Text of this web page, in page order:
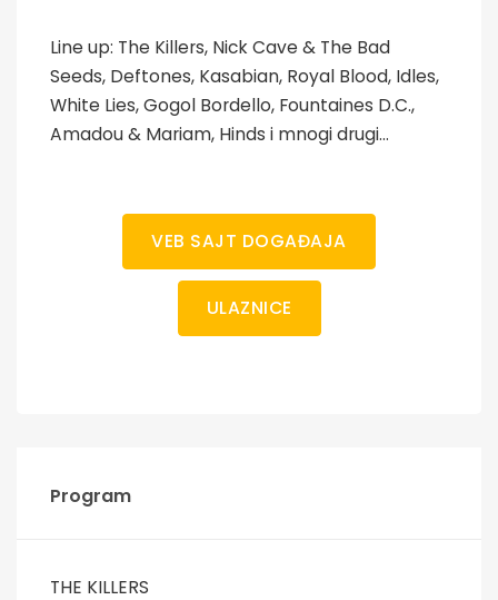
Line up: The Killers, Nick Cave & The Bad
Seeds, Deftones, Kasabian, Royal Blood, Idles,
White Lies, Gogol Bordello, Fountaines D.C.,
Amadou & Mariam, Hinds i mnogi drugi...
VEB SAJT DOGAĐAJA
ULAZNICE
Program
THE KILLERS